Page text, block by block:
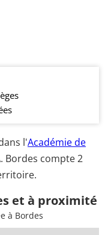
l'Académie de
Bordes compte 2
et à proximité
à Bordes